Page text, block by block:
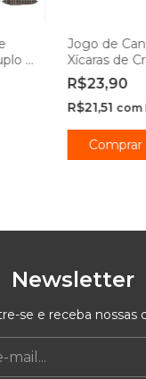
4
Jogo de
Xícaras de
Imperial
190mL - Lyor
R$23,90
R$21,51 com
Comprar
Newsletter
se e receba nossas